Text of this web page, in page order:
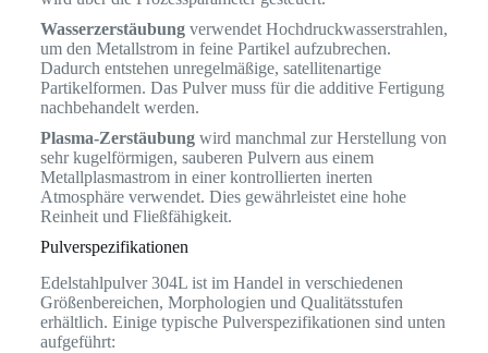
Wasserzerstäubungverwendet Hochdruckwasserstrahlen,
um den Metallstrom in feine Partikel aufzubrechen.
Dadurch entstehen unregelmäßige, satellitenartige
Partikelformen. Das Pulver muss für die additive Fertigung
nachbehandelt werden.
Plasma-Zerstäubungwird manchmal zur Herstellung von
sehr kugelförmigen, sauberen Pulvern aus einem
Metallplasmastrom in einer kontrollierten inerten
Atmosphäre verwendet. Dies gewährleistet eine hohe
Reinheit und Fließfähigkeit.
Pulverspezifikationen
Edelstahlpulver 304L ist im Handel in verschiedenen
Größenbereichen, Morphologien und Qualitätsstufen
erhältlich. Einige typische Pulverspezifikationen sind unten
aufgeführt: